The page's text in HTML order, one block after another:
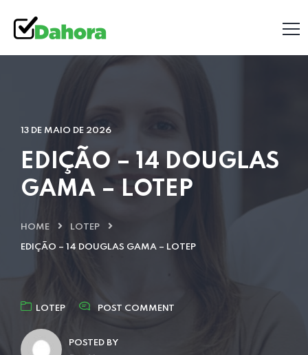
13 DE MAIO DE 2026
EDIÇÃO – 14 DOUGLAS
GAMA – LOTEP
HOME LOTEP
EDIÇÃO – 14 DOUGLAS GAMA – LOTEP
LOTEP POST COMMENT
POSTED BY